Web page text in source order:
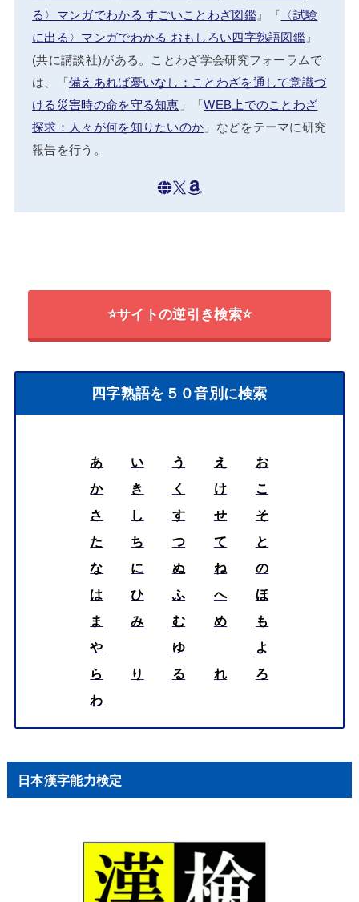
る〉マンガでわかる すごいことわざ図鑑』『 〈試験
に出る〉マンガでわかる おもしろい四字熟語図鑑 』
(共に講談社)がある。ことわざ学会研究フォーラムで
は、「備えあれば憂いなし：ことわざを通して意識づ
ける災害時の命を守る知恵 」「WEB上でのことわざ
探求：人々が何を知りたいのか 」などをテーマに研究
報告を行う。
⭐サイトの逆引き検索⭐
四字熟語を５０音別に検索
あ い う え
お
か
き く け
こ
さ
し す せ
そ
た
ち つ て
と
な
に ぬ ね
の
は
ひ ふ へ
ほ
ま
み む め
も
や
ゆ
よ
ら
り る れ
ろ
わ
日本漢字能力検定